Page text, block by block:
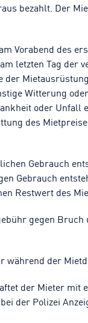
bezahlt. Der
Vorabend des
letzten Tag der
Witterung
oder
des
Gebrauch
Gebrauch
Restwert des
gegen
der
der Mieter
der Polizei